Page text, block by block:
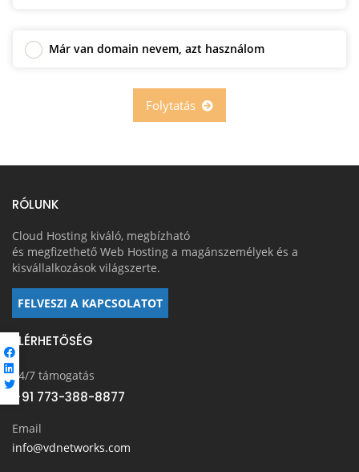
Már van domain nevem, azt használom
RÓLUNK
Cloud Hosting kiváló, megbízható
és megfizethető Web Hosting a magánszemélyek és a
kisvállalkozások világszerte.
FELVESZI A KAPCSOLATOT
ELÉRHETŐSÉG
24/7 támogatás
+91 773-388-8877
Email
info@vdnetworks.com